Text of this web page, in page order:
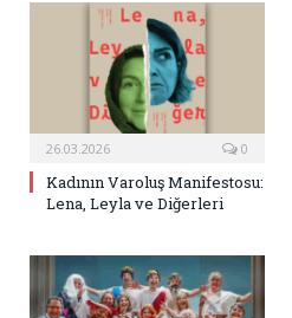
26.03.2026 0
Kadının Varoluş Manifestosu:
Lena, Leyla ve Diğerleri